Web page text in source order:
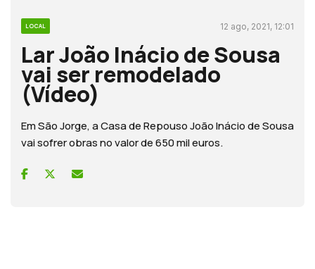
LOCAL 12 ago, 2021, 12:01
Lar João Inácio de Sousa
vai ser remodelado
(Vídeo)
Em São Jorge, a Casa de Repouso João Inácio de Sousa
vai sofrer obras no valor de 650 mil euros.